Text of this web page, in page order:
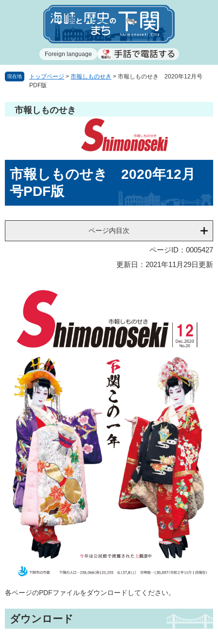
で
ば
へ
Foreign language
現在地 トップページ > 市報しものせき > 市報しものせき 2020年12月号
PDF版
市報しものせき
市報しものせき 2020年12月
号PDF版
ページ内目次
ページID：0005427
更新日：2021年11月29日更新
各ページのPDFファイルをダウンロードしてください。
ダウンロード